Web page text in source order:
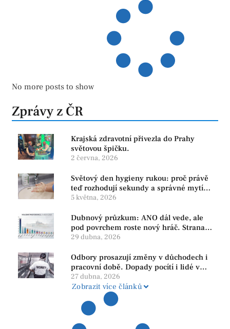
No more posts to show
Zprávy z ČR
Krajská zdravotní přivezla do Prahy
světovou špičku.
2 června, 2026
Světový den hygieny rukou: proč právě
teď rozhodují sekundy a správné mytí
rukou
5 května, 2026
Dubnový průzkum: ANO dál vede, ale
pod povrchem roste nový hráč. Strana
PRO se drží nejvýš mezi menšími
29 dubna, 2026
Odbory prosazují změny v důchodech i
pracovní době. Dopady pocítí i lidé v
našem regionu
27 dubna, 2026
Zobrazit více článků